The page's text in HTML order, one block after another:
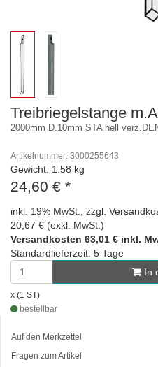
Treibriegelstange
2000mm D.10mm STA hell
Artikelnummer: 3000255643
Gewicht: 1.58 kg
24,60 € *
inkl. 19% MwSt., zzgl.
20,67 € (exkl. MwSt.)
Versandkosten 63,01 € inkl.
Standardlieferzeit: 5 Tage
In
x (1 ST)
bestellbar
Auf den Merkzettel
Fragen zum Artikel